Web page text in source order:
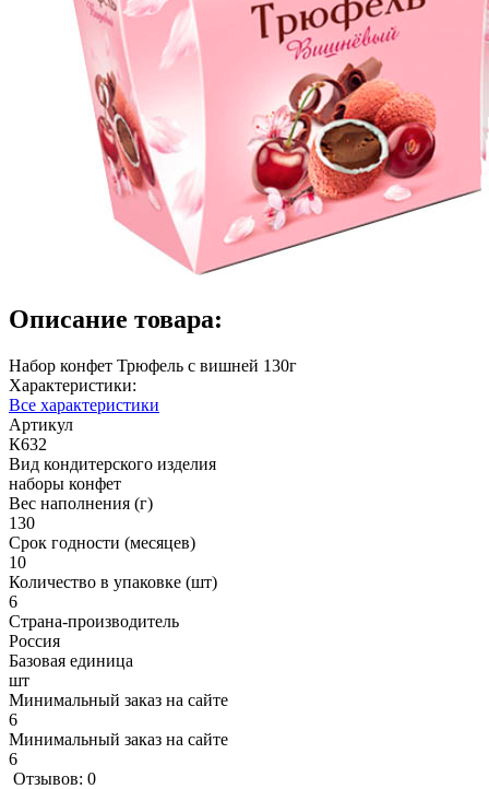
Описание товара:
Набор конфет Трюфель с вишней 130г
Характеристики:
Все характеристики
Артикул
К632
Вид кондитерского изделия
наборы конфет
Вес наполнения (г)
130
Срок годности (месяцев)
10
Количество в упаковке (шт)
6
Страна-производитель
Россия
Базовая единица
шт
Минимальный заказ на сайте
6
Минимальный заказ на сайте
6
Отзывов: 0